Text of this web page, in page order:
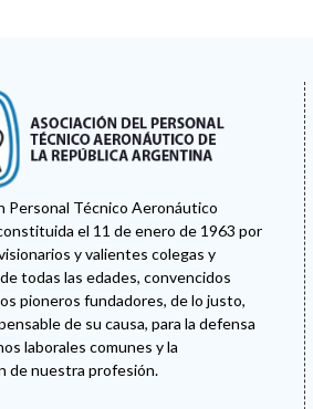
Personal Técnico Aeronáutico
el 11 de enero de 1963 por
y valientes colegas y
todas las edades, convencidos
pioneros fundadores, de lo justo,
de su causa, para la defensa
laborales comunes y la
de nuestra profesión.